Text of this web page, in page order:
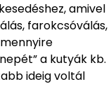
amivel
farokcsóválás,
a kutyák kb.
ideig voltál